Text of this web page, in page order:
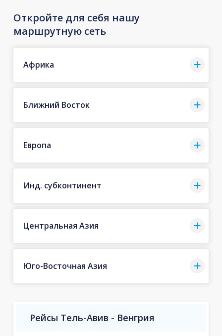
Откройте для себя нашу
маршрутную сеть
Африка
Ближний Восток
Европа
Инд. субконтинент
Центральная Азия
Юго-Восточная Азия
Рейсы Тель-Авив - Венгрия